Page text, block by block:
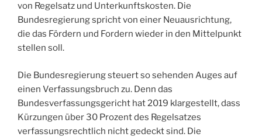
von Regelsatz und Unterkunftskosten. Die
Bundesregierung spricht von einer Neuausrichtung,
die das Fördern und Fordern wieder in den Mittelpunkt
stellen soll.
Die Bundesregierung steuert so sehenden Auges auf
einen Verfassungsbruch zu. Denn das
Bundesverfassungsgericht hat 2019 klargestellt, dass
Kürzungen über 30 Prozent des Regelsatzes
verfassungsrechtlich nicht gedeckt sind. Die